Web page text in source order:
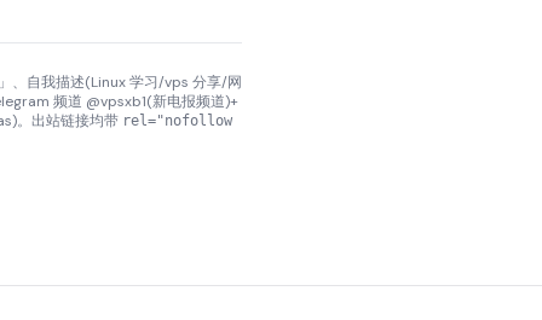
、自我描述(Linux 学习/vps 分享/网
频道 @vpsxb1(新电报频道)+
。出站链接均带 rel="nofollow